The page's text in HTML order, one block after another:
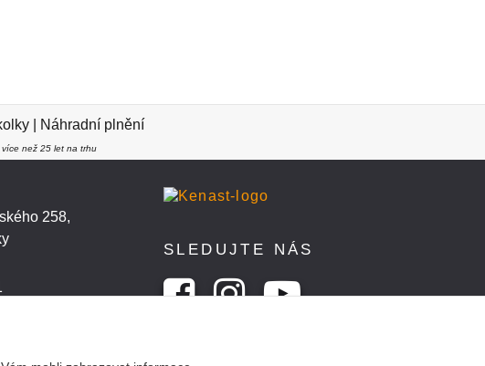
Náhradní plnění
než 25 let na trhu
258,
SLEDUJTE NÁS